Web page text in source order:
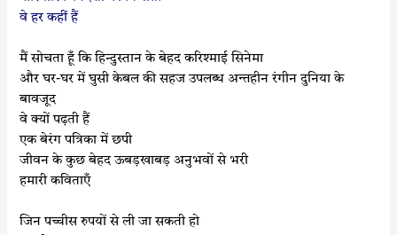
वे हर कहीं हैं
मैं सोचता हूँ कि हिन्दुस्तान के बेहद करिश्माई सिनेमा
और घर-घर में घुसी केबल की सहज उपलब्ध अन्तहीन रंगीन दुनिया के
बावजूद
वे क्यों पढ़ती हैं
एक बेरंग पत्रिका में छपी
जीवन के कुछ बेहद ऊबड़खाबड़ अनुभवों से भरी
हमारी कविताएँ
जिन पच्चीस रुपयों से ली जा सकती हो